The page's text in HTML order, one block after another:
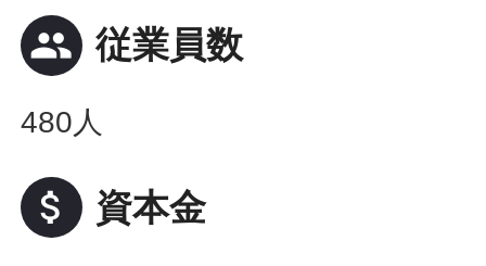
people 従業員数
480人
attach_money 資本金